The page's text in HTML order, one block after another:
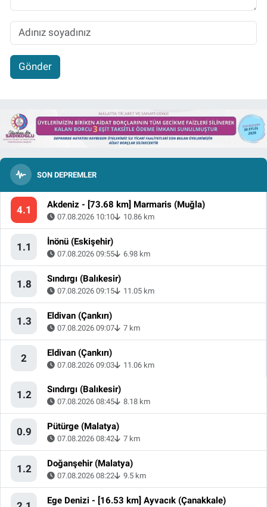
Gönder
SON DEPREMLER
4.1 Akdeniz - [73.68 km] Marmaris (Muğla)
07.08.2026 10:10 10.86 km
1.1 İnönü (Eskişehir)
07.08.2026 09:55 6.98 km
1.8 Sındırgı (Balıkesir)
07.08.2026 09:15 11.05 km
1.3 Eldivan (Çankırı)
07.08.2026 09:07 7 km
2 Eldivan (Çankırı)
07.08.2026 09:03 11.06 km
1.2 Sındırgı (Balıkesir)
07.08.2026 08:45 8.18 km
0.9 Pütürge (Malatya)
07.08.2026 08:42 7 km
1.2 Doğanşehir (Malatya)
07.08.2026 08:22 9.5 km
Ege Denizi - [16.53 km] Ayvacık (Çanakkale)